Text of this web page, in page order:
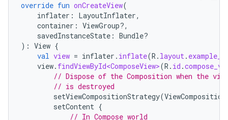
override fun onCreateView(
inflater : LayoutInflater,
container : ViewGroup?,
savedInstanceState : Bundle?
): View {
val view = inflater . inflate(R . layout.
view. findViewById<ComposeView>(R . id .
// Dispose of the Composition when the
// is destroyed
setViewCompositionStrategy(
setContent {
// In Compose world